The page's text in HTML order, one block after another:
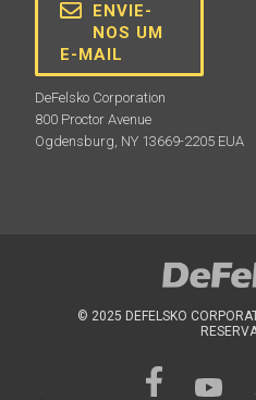
ENVIE-
NOS UM
E-MAIL
DeFelsko Corporation
800 Proctor Avenue
Ogdensburg, NY 13669-2205 EUA
© 2025 DEFELSKO